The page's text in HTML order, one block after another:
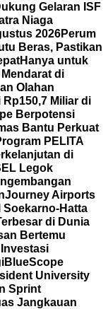
Gelaran ISF
Niaga
2026Perum
Beras, Pastikan
Hanya untuk
di
Olahan
Miliar di
Berpotensi
Bantu Perkuat
PELITA
di
Legok
Airports
Hatta
di Dunia
Bertemu
BlueScope
University
Sprint
Jangkauan